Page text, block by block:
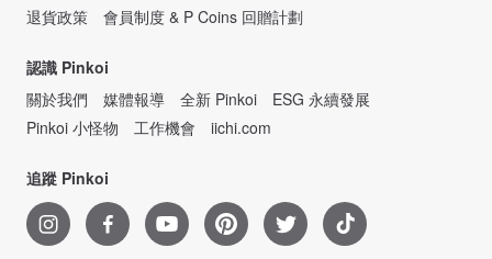
退貨政策
會員制度 & P Coins 回贈計劃
認識 Pinkoi
關於我們
媒體報導 全新 Pinkoi
ESG 永續發展
Pinkoi 小怪物
工作機會 iichi.com
追蹤 Pinkoi